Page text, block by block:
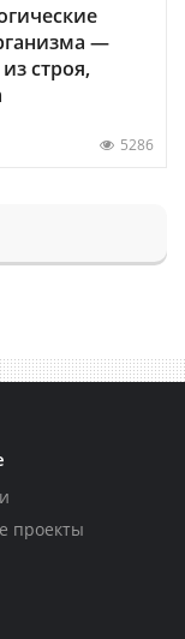
—
строя,
5286
проекты